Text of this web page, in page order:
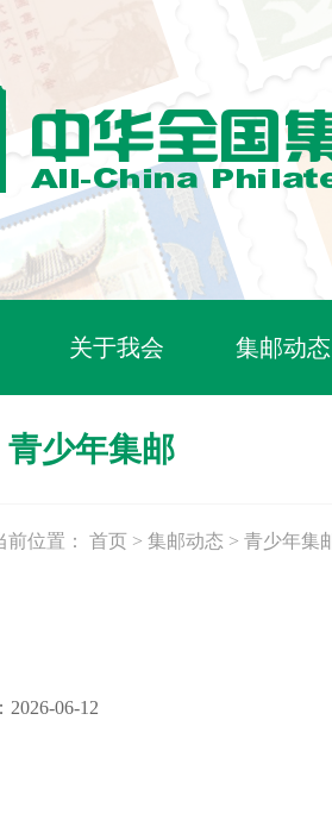
关于我会 集邮动态
青少年集邮
前位置： 首页 > 集邮动态 > 青少年集
2026-06-12